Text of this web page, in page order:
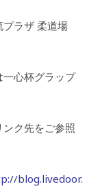
プラザ 柔道場
一心杯グラップ
先をご参照
blog.livedoor.